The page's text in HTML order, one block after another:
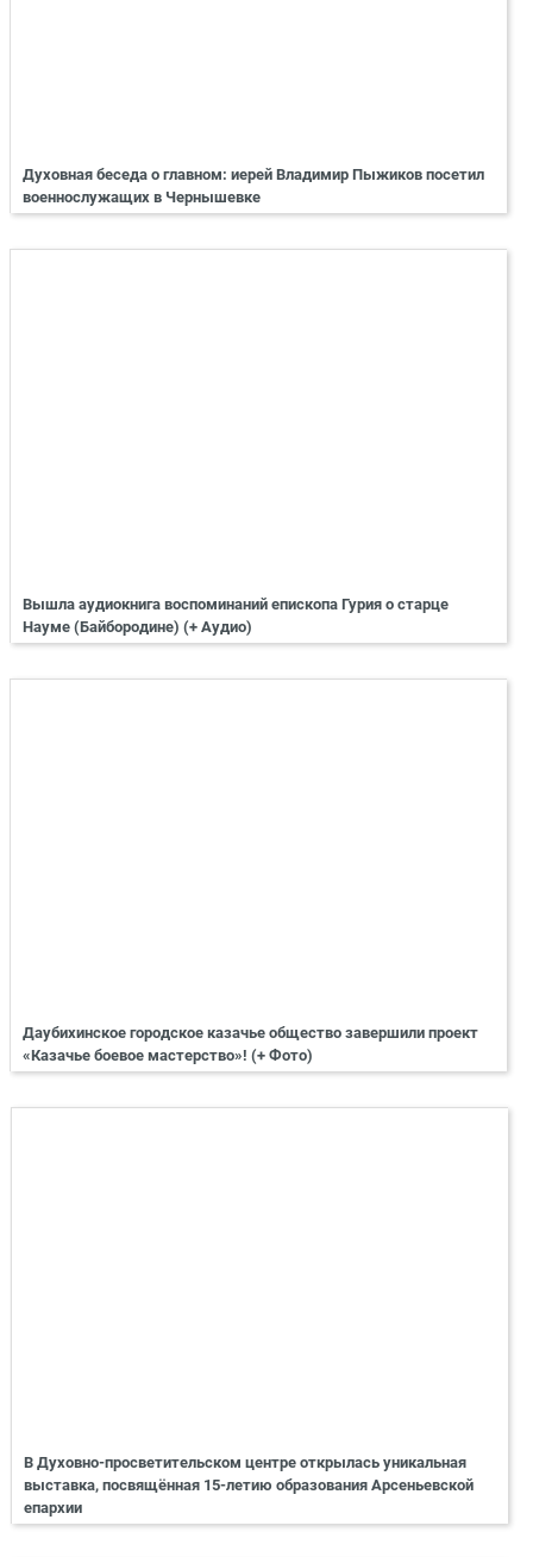
Духовная беседа о главном: иерей Владимир Пыжиков посетил
военнослужащих в Чернышевке
Вышла аудиокнига воспоминаний епископа Гурия о старце
Науме (Байбородине) (+ Аудио)
Даубихинское городское казачье общество завершили проект
«Казачье боевое мастерство»! (+ Фото)
В Духовно-просветительском центре открылась уникальная
выставка, посвящённая 15-летию образования Арсеньевской
епархии